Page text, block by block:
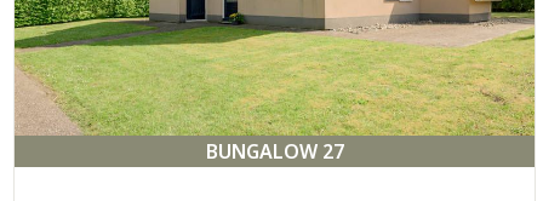
BUNGALOW 27